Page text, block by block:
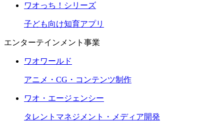
ワオっち！シリーズ
子ども向け知育アプリ
エンターテインメント事業
ワオワールド
アニメ・CG・コンテンツ制作
ワオ・エージェンシー
タレントマネジメント・メディア開発